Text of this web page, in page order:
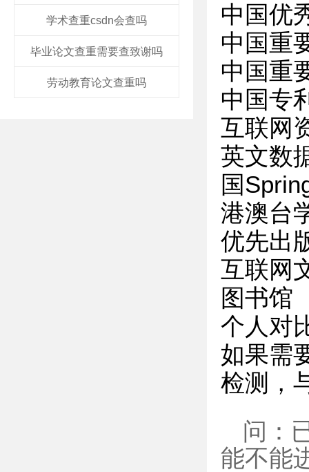
学术查重csdn会查吗
毕业论文查重需要查致谢吗
劳动教育论文查重吗
中国优
中国重
中国重
中国专
互联网
英文数
国
港澳台
优先出
互联网
图书馆
个人对
如果需
检测，
问：
能不能